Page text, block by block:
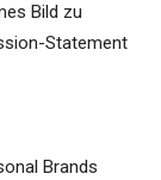
Bild zu
Statement
Brands